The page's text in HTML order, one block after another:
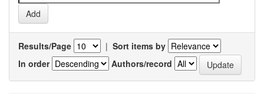
Results/Page | Sort items by
In order
Authors/record